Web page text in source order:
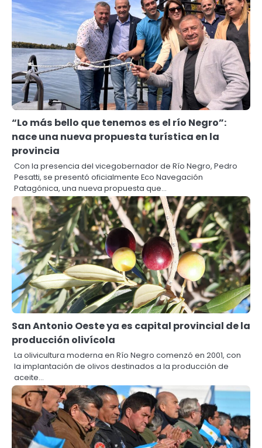
“Lo más bello que tenemos es el río Negro”:
nace una nueva propuesta turística en la
provincia
Con la presencia del vicegobernador de Río Negro, Pedro
Pesatti, se presentó oficialmente Eco Navegación
Patagónica, una nueva propuesta que…
San Antonio Oeste ya es capital provincial de la
producción olivícola
La olivicultura moderna en Río Negro comenzó en 2001, con
la implantación de olivos destinados a la producción de
aceite…